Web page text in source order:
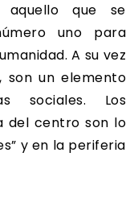
aquello que se
uno para
A su vez
son un elemento
sociales. Los
del centro son lo
y en la periferia